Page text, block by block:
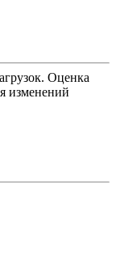
Оценка
изменений